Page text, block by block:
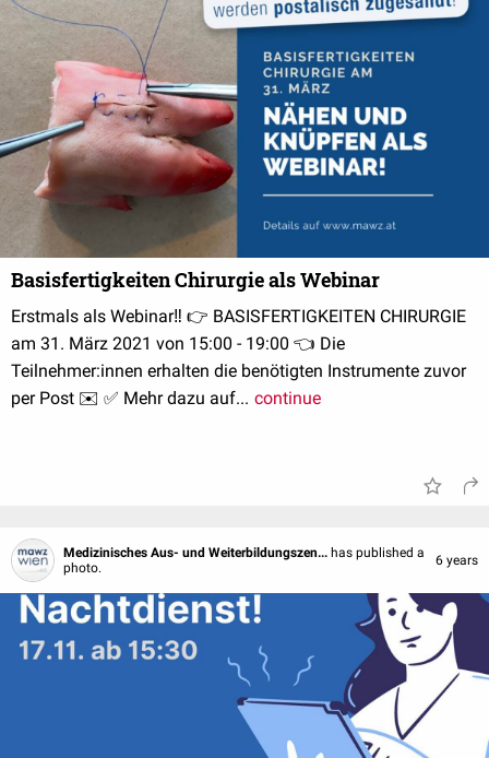
Basisfertigkeiten Chirurgie als Webinar
Erstmals als Webinar‼ 👉 BASISFERTIGKEITEN CHIRURGIE
am 31. März 2021 von 15:00 - 19:00 👈 Die
Teilnehmer:innen erhalten die benötigten Instrumente zuvor
per Post ✉️ ✅ Mehr dazu auf... continue
Medizinisches Aus- und Weiterbildungszen... has published a
photo.
6 years